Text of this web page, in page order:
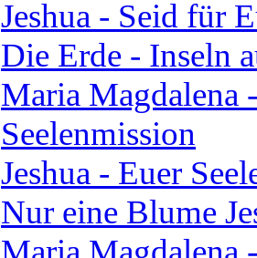
Jeshua - Seid für
Die Erde - Inseln
Maria Magdalena
Seelenmission
Jeshua - Euer
Nur eine Blume